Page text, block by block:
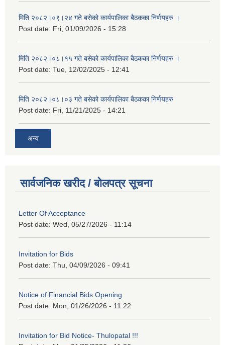
मिति २०८२।०९।२४ गते बसेको कार्यपालिका बैठकका निर्णयहरु ।
Post date: Fri, 01/09/2026 - 15:28
मिति २०८२।०८।१५ गते बसेको कार्यपालिका बैठकका निर्णयहरु ।
Post date: Tue, 12/02/2025 - 12:41
मिति २०८२।०८।०३ गते बसेको कार्यपालिका बैठकका निर्णयहरु
Post date: Fri, 11/21/2025 - 14:21
अन्य
सार्वजनिक खरीद / बोलपत्र सूचना
Letter Of Acceptance
Post date: Wed, 05/27/2026 - 11:14
Invitation for Bids
Post date: Thu, 04/09/2026 - 09:41
Notice of Financial Bids Opening
Post date: Mon, 01/26/2026 - 11:22
Invitation for Bid Notice- Thulopatal !!!